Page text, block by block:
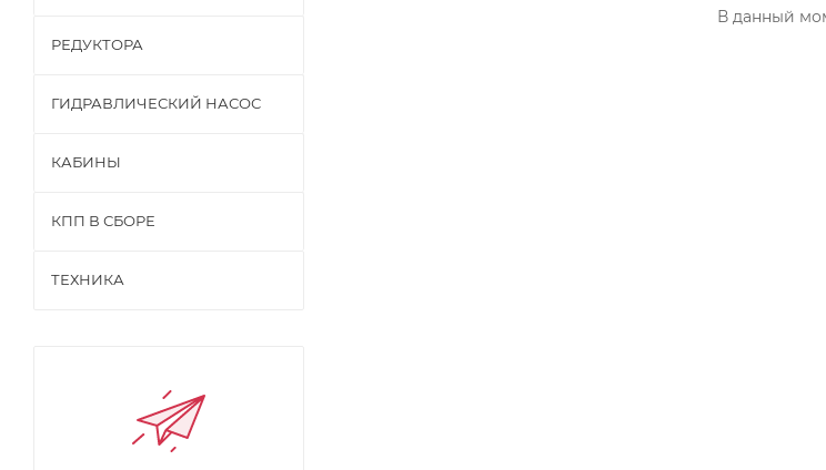
В данный
РЕДУКТОРА
ГИДРАВЛИЧЕСКИЙ НАСОС
КАБИНЫ
КПП В СБОРЕ
ТЕХНИКА